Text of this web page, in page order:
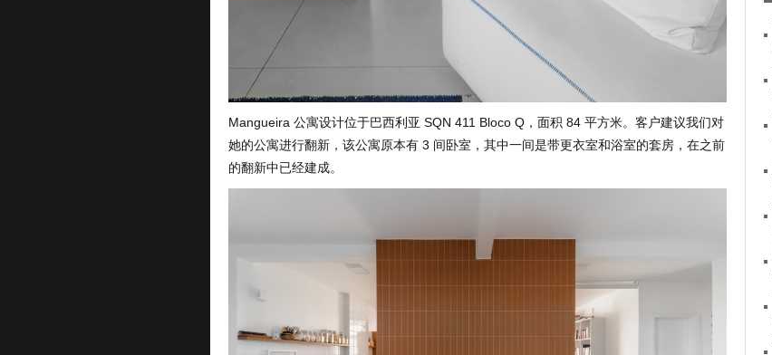
Mangueira 公寓设计位于巴西利亚 SQN 411 Bloco Q，面积 84 平方米。客户建议我们对
她的公寓进行翻新，该公寓原本有 3 间卧室，其中一间是带更衣室和浴室的套房，在之前
的翻新中已经建成。